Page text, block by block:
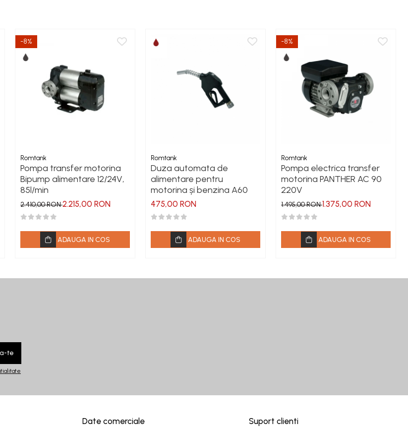
-8%
Romtank
Pompa transfer motorina
Bipump alimentare 12/24V,
85l/min
2.410,00 RON2.215,00 RON
ADAUGA IN COS
Romtank
Duza automata de
alimentare pentru
motorina și benzina A60
475,00 RON
ADAUGA IN COS
-8%
Romtank
Pompa electrica transfer
motorina PANTHER AC 90
220V
1.495,00 RON1.375,00 RON
ADAUGA IN COS
Date comerciale Suport clienti